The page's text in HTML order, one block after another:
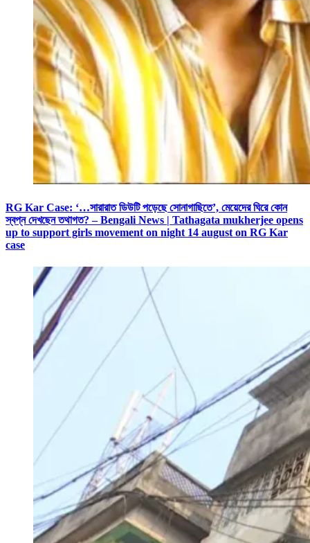
RG Kar Case: ‘…সারারাত ডিউটি পড়েছে সোনাগাছিতে’, মেয়েদের ঘিরে কোন
স্বপ্ন দেখছেন তথাগত? – Bengali News | Tathagata mukherjee opens
up to support girls movement on night 14 august on RG Kar
case